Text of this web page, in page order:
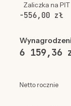
Zaliczka na PIT
-556,00 zł
6 159,36
Netto rocznie